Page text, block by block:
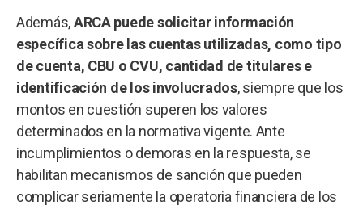
Además,ARCA puede solicitar información
específica sobre las cuentas utilizadas, como tipo
de cuenta, CBU o CVU, cantidad de titulares e
identificación de los involucrados, siempre que los
montos en cuestión superen los valores
determinados en la normativa vigente. Ante
incumplimientos o demoras en la respuesta, se
habilitan mecanismos de sanción que pueden
complicar seriamente la operatoria financiera de los